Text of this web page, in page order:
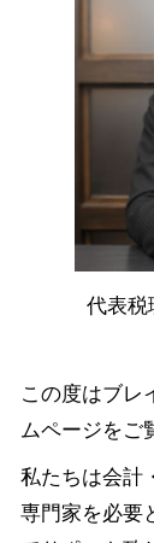
日本政
資金調達
資金 調達
確定申告
税理士
青色申
所得税 納
青色申告
確定申告
税金 対策
融資 群
税務相
資金調
会社設
資金調
会社設
税務相
会社設
税務相
資金調達
代表税
この度はブレ
ムページをご
私たちは会計
専門家を必要